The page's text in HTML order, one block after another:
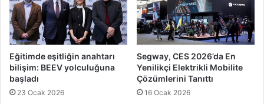
Eğitimde eşitliğin anahtarı
bilişim: BEEV yolculuğuna
başladı
23 Ocak 2026
Segway, CES 2026’da En
Yenilikçi Elektrikli Mobilite
Çözümlerini Tanıttı
16 Ocak 2026